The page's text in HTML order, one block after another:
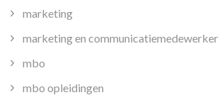
marketing
marketing en communicatiemedewerker
mbo
mbo opleidingen